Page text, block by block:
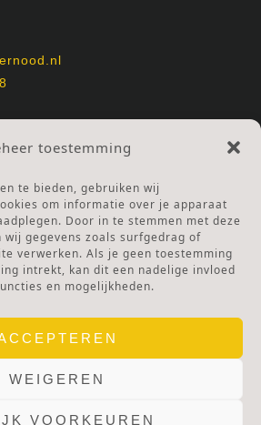
toestemming
te bieden, gebruiken wij
om informatie over je apparaat
Door in te stemmen met deze
wij gegevens zoals surfgedrag of
verwerken. Als je geen toestemming
intrekt, kan dit een nadelige invloed
en mogelijkheden.
WEIGEREN
VOORKEUREN